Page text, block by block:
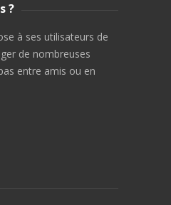
?
à ses utilisateurs de
de nombreuses
entre amis ou en